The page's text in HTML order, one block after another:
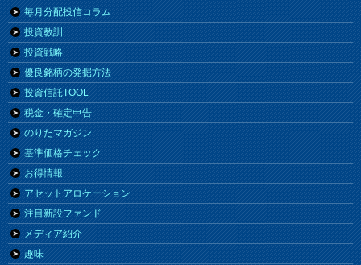
毎月分配投信コラム
投資教訓
投資戦略
優良銘柄の発掘方法
投資信託TOOL
税金・確定申告
のりたマガジン
基準価格チェック
お得情報
アセットアロケーション
注目新設ファンド
メディア紹介
趣味